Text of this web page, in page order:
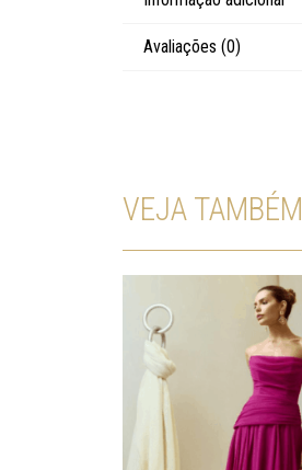
Avaliações (0)
VEJA TAMBÉM